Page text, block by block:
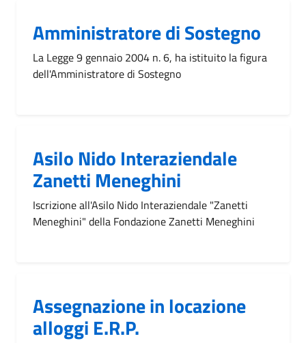
Amministratore di Sostegno
La Legge 9 gennaio 2004 n. 6, ha istituito la figura
dell'Amministratore di Sostegno
Asilo Nido Interaziendale
Zanetti Meneghini
Iscrizione all'Asilo Nido Interaziendale "Zanetti
Meneghini" della Fondazione Zanetti Meneghini
Assegnazione in locazione
alloggi E.R.P.